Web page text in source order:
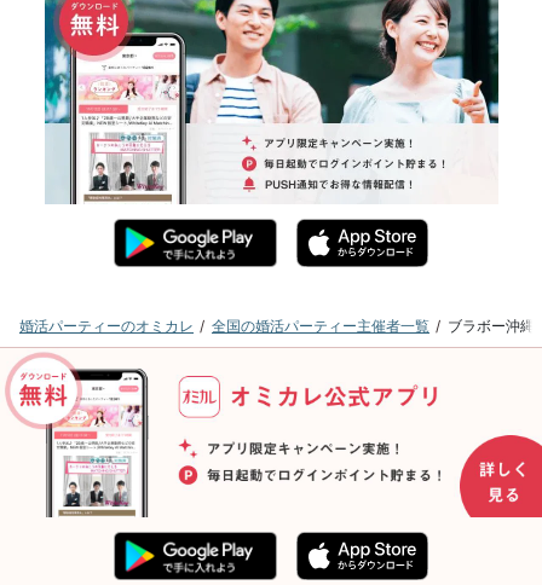
婚活パーティーのオミカレ 全国の婚活パーティー主催者一覧 ブラボー沖縄